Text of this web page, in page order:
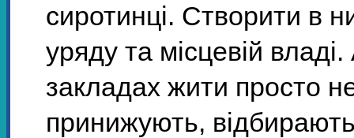
сиротинці. Створити в
уряду та місцевій
закладах жити просто
принижують,